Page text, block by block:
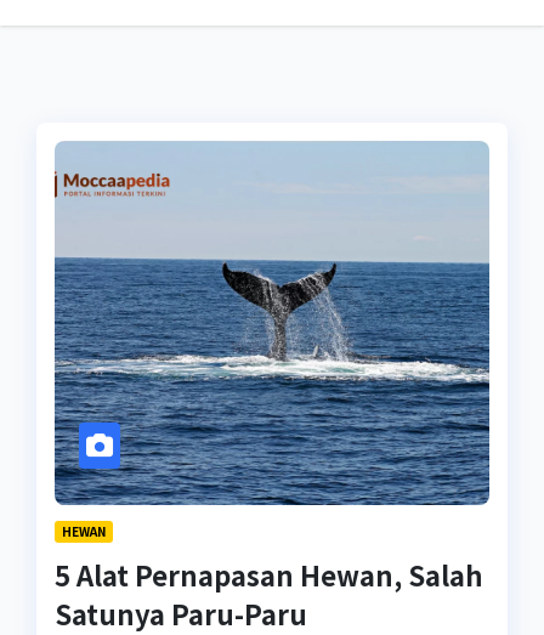
HEWAN
5 Alat Pernapasan Hewan, Salah
Satunya Paru-Paru